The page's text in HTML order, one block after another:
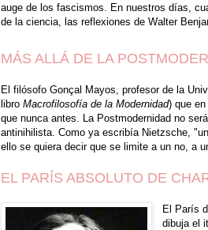
auge de los fascismos. En nuestros días,
de la ciencia, las reflexio­nes de Walter
MÁS ALLÁ DE LA
El filósofo Gonçal Mayos, profesor de la
libro Macrofilosofía de la Modernidad) que
que nunca antes. La Postmodernidad no
antinihilista. Como ya escribía Nietzsche,
ello se quiera decir que se limite a un no, a
EL PARÍS ABSOLUTO DE
El París
dibuja el